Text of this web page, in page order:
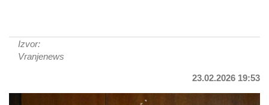
Izvor:
Vranjenews
23.02.2026 19:53